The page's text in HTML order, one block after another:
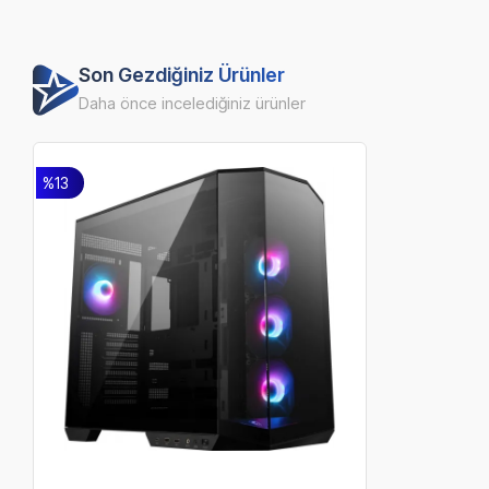
Son Gezdiğiniz Ürünler
Daha önce incelediğiniz ürünler
%13